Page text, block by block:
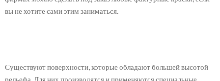
вы не хотите сами этим заниматься.
Существуют поверхности, которые обладают большей высотой
рельефа. Для них производятся и применяются специальные